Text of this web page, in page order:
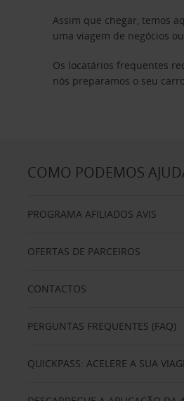
Assim que chegar, temos
uma viagem de negócios
Os locatários frequentes
nós preparamos o seu
COMO PODEMOS
PROGRAMA AFILIADOS AVIS
OFERTAS DE PARCEIROS
CONTACTOS
PERGUNTAS FREQUENTES (FAQ)
QUICKPASS: ACELERE A SUA